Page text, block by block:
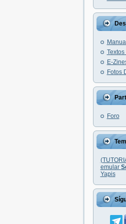
E-
Fotos
Foro
emular
Yapis